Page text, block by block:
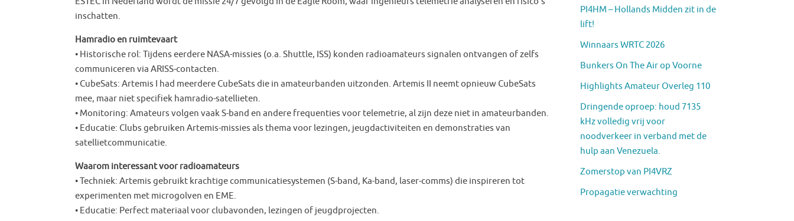
inschatten.
Hamradio en ruimtevaart
• Historische rol: Tijdens eerdere NASA-missies (o.a. Shuttle, ISS) konden radioamateurs signalen ontvangen of zelfs
communiceren via ARISS-contacten.
• CubeSats: Artemis I had meerdere CubeSats die in amateurbanden uitzonden. Artemis II neemt opnieuw CubeSats
mee, maar niet specifiek hamradio-satellieten.
• Monitoring: Amateurs volgen vaak S-band en andere frequenties voor telemetrie, al zijn deze niet in amateurbanden.
• Educatie: Clubs gebruiken Artemis-missies als thema voor lezingen, jeugdactiviteiten en demonstraties van
satellietcommunicatie.
Waarom interessant voor radioamateurs
• Techniek: Artemis gebruikt krachtige communicatiesystemen (S-band, Ka-band, laser-comms) die inspireren tot
experimenten met microgolven en EME.
• Educatie: Perfect materiaal voor clubavonden, lezingen of jeugdprojecten.
PI4HM – Hollands Midden zit in de
lift!
Winnaars WRTC 2026
Bunkers On The Air op Voorne
Highlights Amateur Overleg 110
Dringende oproep: houd 7135
kHz volledig vrij voor
noodverkeer in verband met de
hulp aan Venezuela.
Zomerstop van PI4VRZ
Propagatie verwachting